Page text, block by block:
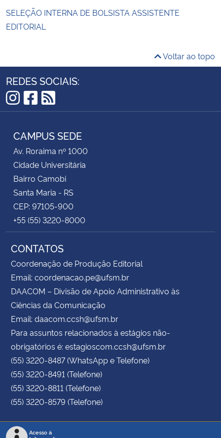
SELEÇÃO INTERNA DE BOLSISTA ASSISTENTE
EDITORIAL
Voltar ao topo
REDES SOCIAIS:
Instagram
Facebook
RSS
CAMPUS SEDE
Av. Roraima nº 1000
Cidade Universitária
Bairro Camobi
Santa Maria - RS
CEP: 97105-900
+55 (55) 3220-8000
CONTATOS
Coordenação de Produção Editorial
Email: coordenacao.pe@ufsm.br
DAACOM – Divisão de Apoio Administrativo às
Ciências da Comunicação
Email: daacom.ccsh@ufsm.br
Para assuntos relacionados à estágios não-
obrigatórios é: estagioscom.ccsh@ufsm.br
(55) 3220-8487 (WhatsApp e Telefone)
(55) 3220-8491 (Telefone)
(55) 3220-8811 (Telefone)
(55) 3220-8579 (Telefone)
Acesso à